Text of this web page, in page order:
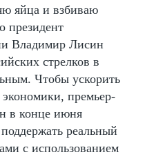
яйца и взбиваю
президент
Владимир Лисин
стрелков в
Чтобы ускорить
премьер-
в конце июня
реальный
с использованием